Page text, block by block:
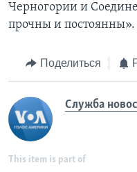
Черногории и
прочны и постоянны».
Поделиться
Служба
This item is part of